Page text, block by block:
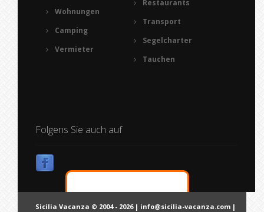
Wohnungen
Camping
Vermieter
Restaurants
Transport
Segelcharter
Tauchen
Folgens Sie auch auf
Sicilia Vacanza © 2004 - 2026 | info@sicilia-vacanza.com |